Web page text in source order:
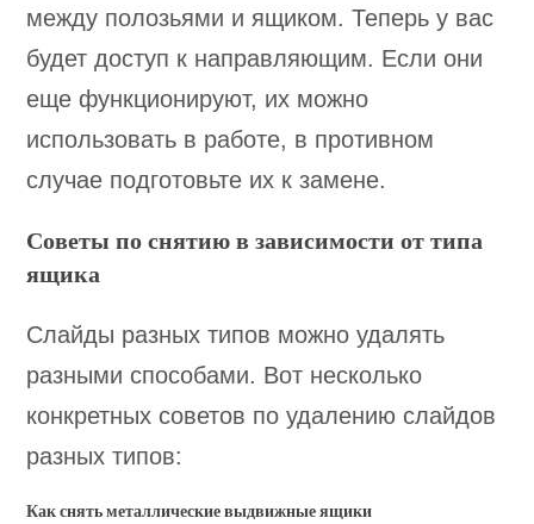
между полозьями и ящиком. Теперь у вас
будет доступ к направляющим. Если они
еще функционируют, их можно
использовать в работе, в противном
случае подготовьте их к замене.
Советы по снятию в зависимости от типа
ящика
Слайды разных типов можно удалять
разными способами. Вот несколько
конкретных советов по удалению слайдов
разных типов:
Как снять металлические выдвижные ящики